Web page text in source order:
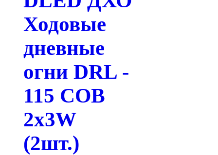
Ходовые
дневные
огни DRL -
115 COB
2x3W
(2шт.)